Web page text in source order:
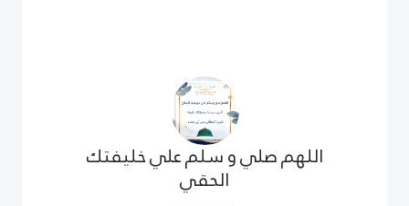
اللهم صلي و سلم علي خليفتك
الحقي